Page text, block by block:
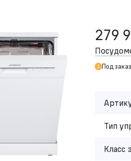
279
Под заказ
Тип
Класс